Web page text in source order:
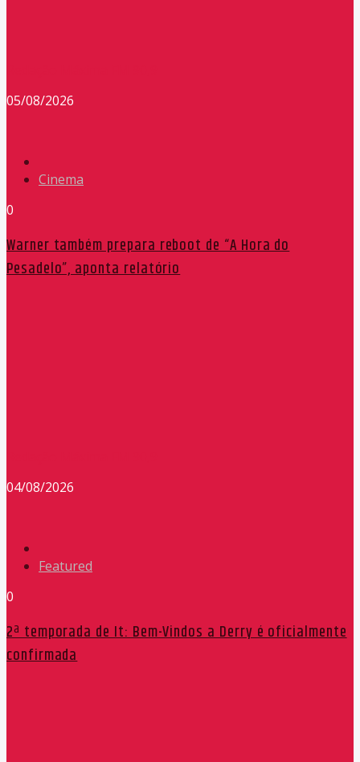
05/08/2026
Cinema
0
Warner também prepara reboot de “A Hora do
Pesadelo”, aponta relatório
04/08/2026
Featured
0
2ª temporada de It: Bem-Vindos a Derry é oficialmente
confirmada